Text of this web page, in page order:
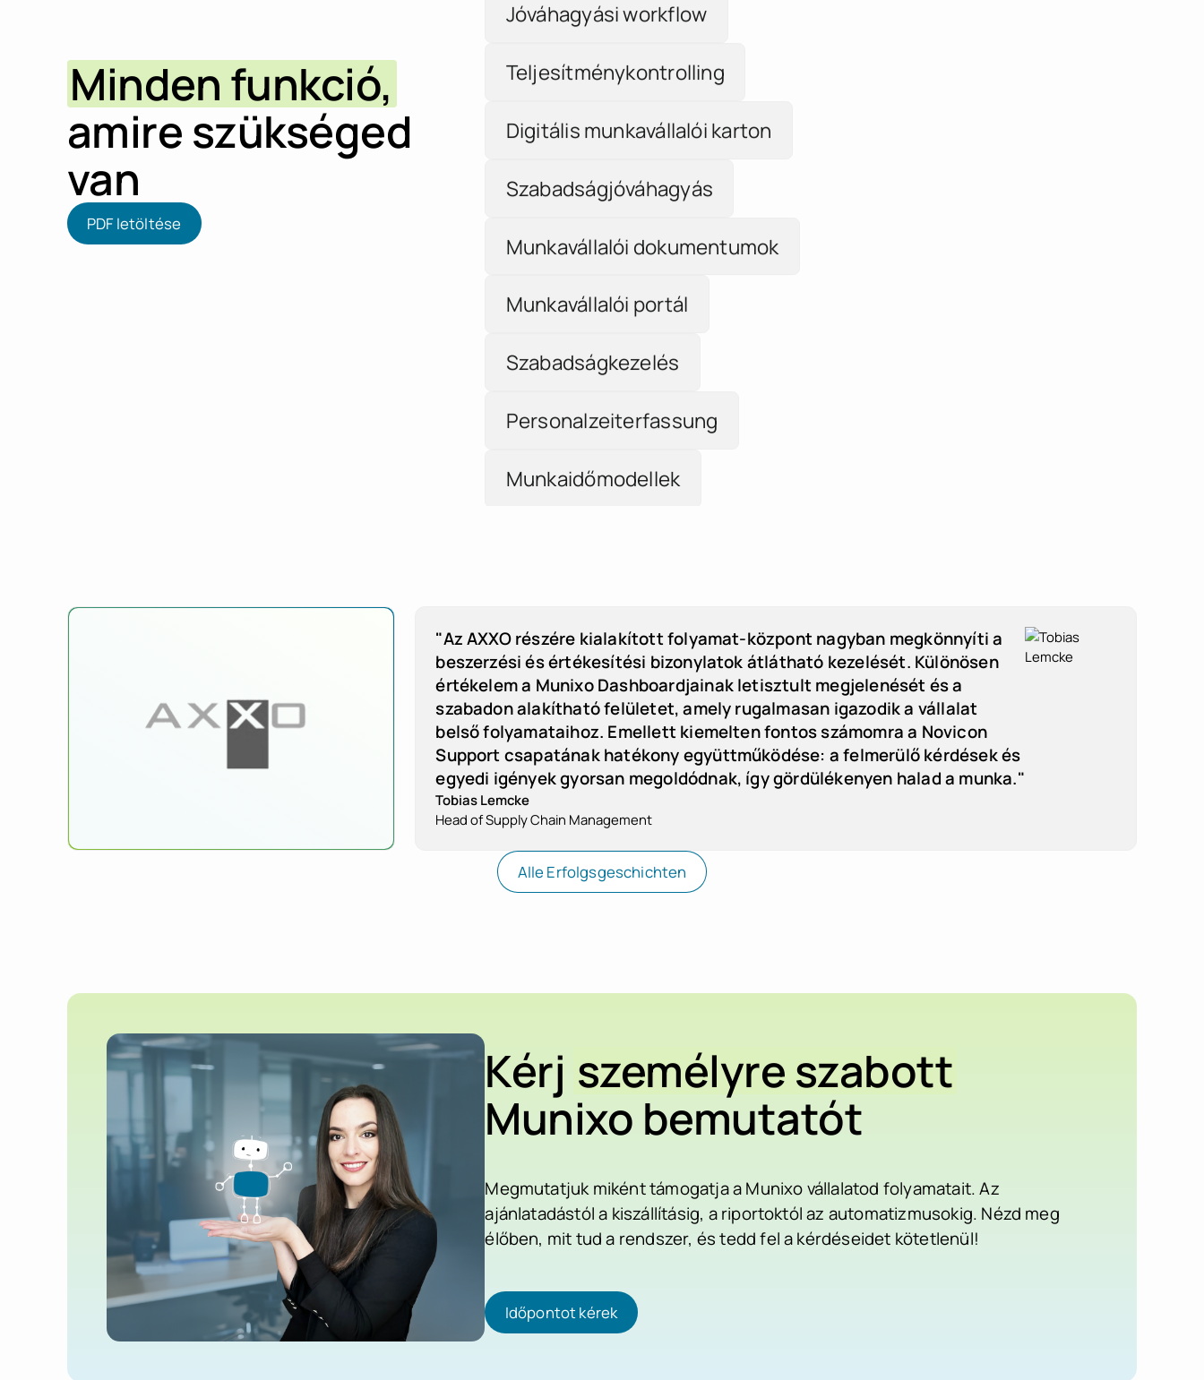
Minden funkció,
amire szükséged
van
PDF letöltése
Digitális munkavállalói karton
Szabadságjóváhagyás
Munkavállalói dokumentumok
Munkavállalói portál
Szabadságkezelés
"Az AXXO részére kialakított folyamat-központ nagyban megkönnyíti a
beszerzési és értékesítési bizonylatok átlátható kezelését. Különösen
értékelem a Munixo Dashboardjainak letisztult megjelenését és a
szabadon alakítható felületet, amely rugalmasan igazodik a vállalat
belső folyamataihoz. Emellett kiemelten fontos számomra a Novicon
Support csapatának hatékony együttműködése: a felmerülő kérdések és
egyedi igények gyorsan megoldódnak, így gördülékenyen halad a munka."
Tobias Lemcke
Head of Supply Chain Management
Alle Erfolgsgeschichten
Kérj személyre szabott
Munixo bemutatót
Megmutatjuk miként támogatja a Munixo vállalatod folyamatait. Az
ajánlatadástól a kiszállításig, a riportoktól az automatizmusokig. Nézd meg
élőben, mit tud a rendszer, és tedd fel a kérdéseidet kötetlenül!
Időpontot kérek